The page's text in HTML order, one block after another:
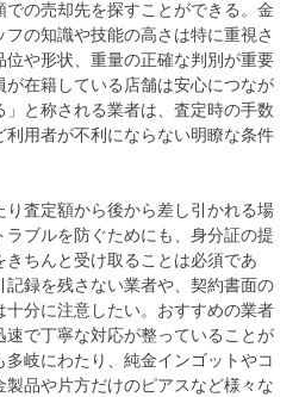
の売却先を探すことができる。金
の知識や技能の高さは特に重視さ
や形状、重量の正確な判別が重要
在籍している店舗は安心につなが
と称される業者は、査定時の手数
用者が不利にならない明瞭な条件
査定額から後から差し引かれる場
ブルを防ぐためにも、身分証の提
ちんと受け取ることは必須であ
録を残さない業者や、契約書面の
分に注意したい。おすすめの業者
で丁寧な対応が整っていることが
岐にわたり、純金インゴットやコ
品や片方だけのピアスなど様々な